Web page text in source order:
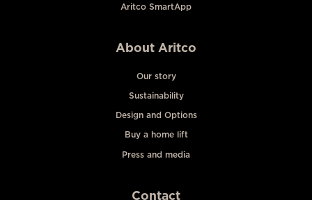
Aritco SmartApp
About Aritco
Our story
Sustainability
Design and Options
Buy a home lift
Press and media
Contact